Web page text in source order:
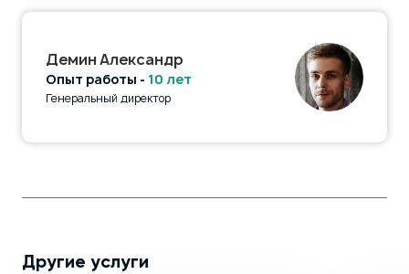
Демин Александр
Опыт работы - 10 лет
Генеральный директор
Другие услуги